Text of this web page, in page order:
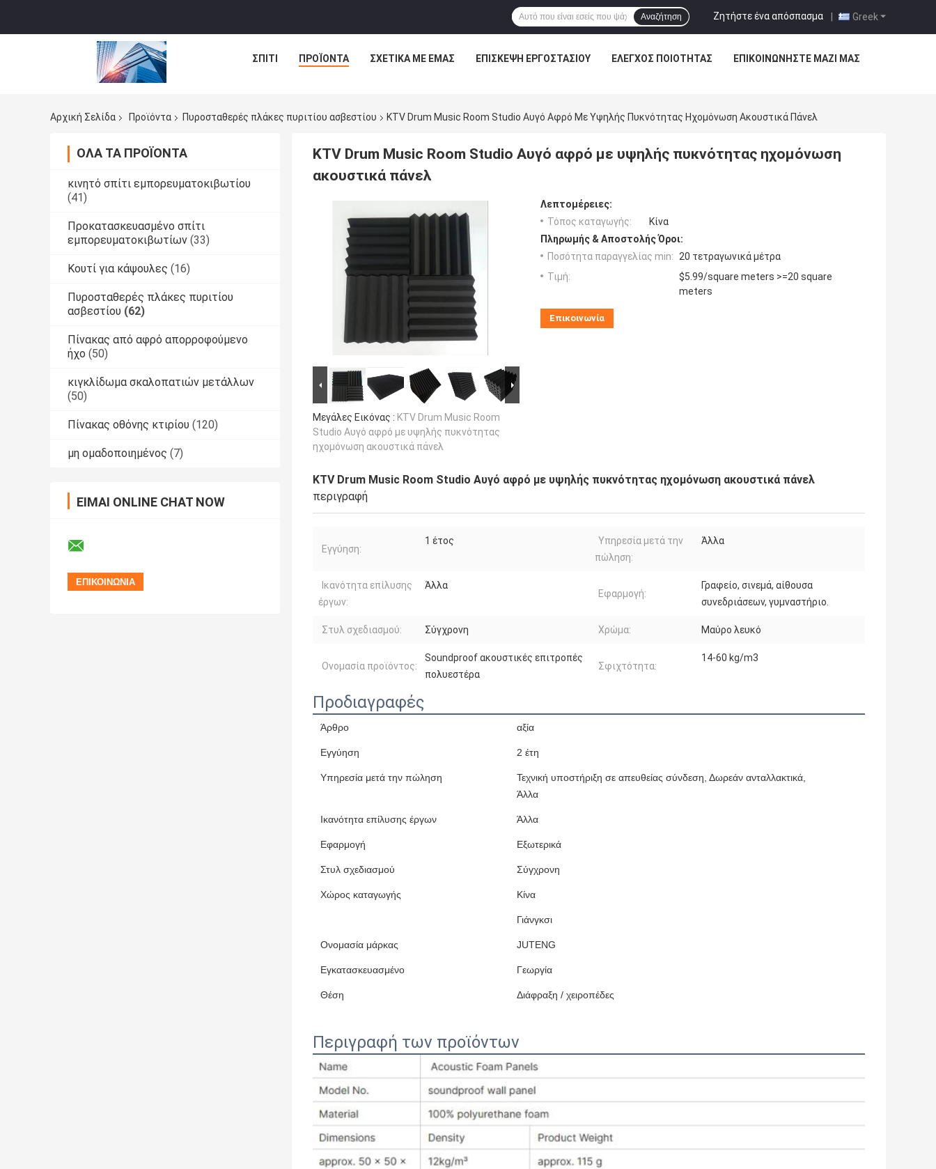
Greek
Ζητήστε ένα απόσπασμα |
Αναζήτηση
ΣΠΊΤΙ ΠΡΟΪΌΝΤΑ ΣΧΕΤΙΚΆ ΜΕ ΕΜΆΣ ΕΠΙΣΚΕΨΉ ΕΡΓΟΣΤΑΣΊΟΥ ΈΛΕΓΧΟΣ ΠΟΙΌΤΗΤΑΣ ΕΠΙΚΟΙΝΩΝΉΣΤΕ ΜΑΖΊ ΜΑΣ
Αρχική Σελίδα Προϊόντα Πυροσταθερές πλάκες πυριτίου ασβεστίου KTV Drum Music Room Studio Αυγό Αφρό Με Υψηλής Πυκνότητας Ηχομόνωση Ακουστικά Πάνελ
ΌΛΑ ΤΑ ΠΡΟΪΌΝΤΑ
κινητό σπίτι εμπορευματοκιβωτίου
(41)
Προκατασκευασμένο σπίτι
εμπορευματοκιβωτίων (33)
Κουτί για κάψουλες (16)
Πυροσταθερές πλάκες πυριτίου
ασβεστίου (62)
Πίνακας από αφρό απορροφούμενο
ήχο (50)
κιγκλίδωμα σκαλοπατιών μετάλλων
(50)
Πίνακας οθόνης κτιρίου (120)
μη ομαδοποιημένος (7)
ΕΊΜΑΙ ONLINE CHAT NOW
KTV Drum Music Room Studio Αυγό αφρό με υψηλής πυκνότητας ηχομόνωση
ακουστικά πάνελ
Μεγάλες Εικόνας : KTV Drum Music Room
Studio Αυγό αφρό με υψηλής πυκνότητας
ηχομόνωση ακουστικά πάνελ
Λεπτομέρειες:
Τόπος καταγωγής:
Κίνα
Πληρωμής & Αποστολής Όροι:
Ποσότητα παραγγελίας min: 20 τετραγωνικά μέτρα
Τιμή:
$5.99/square meters >=20 square
meters
Επικοινωνία
KTV Drum Music Room Studio Αυγό αφρό με υψηλής πυκνότητας ηχομόνωση ακουστικά πάνελ
περιγραφή
Εγγύηση:
1 έτος
Υπηρεσία μετά την
πώληση:
Άλλα
Ικανότητα επίλυσης
έργων:
Άλλα
Εφαρμογή:
Γραφείο, σινεμά, αίθουσα
συνεδριάσεων, γυμναστήριο.
Στυλ σχεδιασμού: Σύγχρονη Χρώμα: Μαύρο λευκό
Ονομασία προϊόντος:
Soundproof ακουστικές επιτροπές
πολυεστέρα
Σφιχτότητα:
14-60 kg/m3
Προδιαγραφές
Άρθρο αξία
Εγγύηση 2 έτη
Υπηρεσία μετά την πώληση
Τεχνική υποστήριξη σε απευθείας σύνδεση, Δωρεάν ανταλλακτικά,
Άλλα
Ικανότητα επίλυσης έργων Άλλα
Εφαρμογή Εξωτερικά
Στυλ σχεδιασμού Σύγχρονη
Χώρος καταγωγής Κίνα
Γιάνγκσι
Ονομασία μάρκας JUTENG
Εγκατασκευασμένο Γεωργία
Θέση Διάφραξη / χειροπέδες
Περιγραφή των προϊόντων